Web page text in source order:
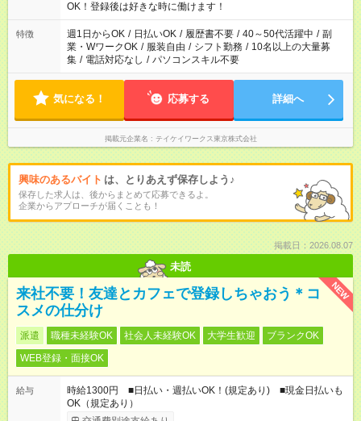
OK！登録後は好きな時に働けます！
特徴 週1日からOK / 日払いOK / 履歴書不要 / 40～50代活躍中 / 副
業・WワークOK / 服装自由 / シフト勤務 / 10名以上の大量募
集 / 電話対応なし / パソコンスキル不要
気になる！ 応募する 詳細へ
掲載元企業名 テイケイワークス東京株式会社
興味のあるバイト は、とりあえず保存しよう♪
保存した求人は、後からまとめて応募できるよ。
企業からアプローチが届くことも！
掲載日：2026.08.07
未読
NEW
来社不要！友達とカフェで登録しちゃおう＊コ
スメの仕分け
派遣 職種未経験OK 社会人未経験OK 大学生歓迎
ブランクOK
WEB登録・面接OK
給与
時給1300円 ■日払い・週払いOK！(規定あり) ■現金日払いも
OK（規定あり）